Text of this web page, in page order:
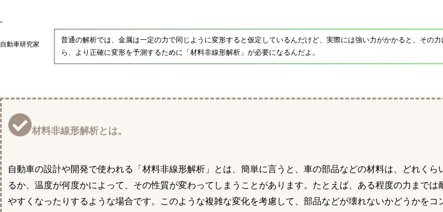
自動車研究家
普通の解析では、金属は一定の力で同じように変形すると仮定しているんだけど、実際には強い力がかかると、その
ら、より正確に変形を予測するために「材料非線形解析」が必要になるんだよ。
材料非線形解析とは。
自動車の設計や開発で使われる「材料非線形解析」とは、簡単に言うと、車の部品などの材料は、どれく
るか、温度が何度かによって、その性質が変わってしまうことがあります。たとえば、ある程度の力まで
やすくなったりするような場合です。このような複雑な変化を考慮して、部品などが壊れないかどうかをコ